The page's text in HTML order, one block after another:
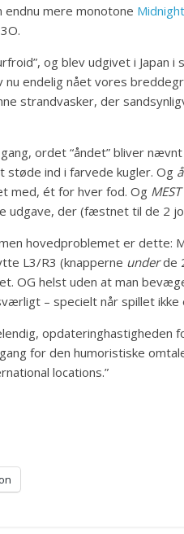
endnu mere monotone
og blev udgivet i Japan
endelig nået vores
strandvasker, der
ordet “åndet” bliver
ind i farvede kugler. Og
med, ét for hver fod. Og
udgave, der (fæstnet til de 2
hovedproblemet er dette:
L3/R3 (knapperne underde
OG helst uden at man
– specielt når spillet
opdateringhastigheden
for den humoristiske
locations.”